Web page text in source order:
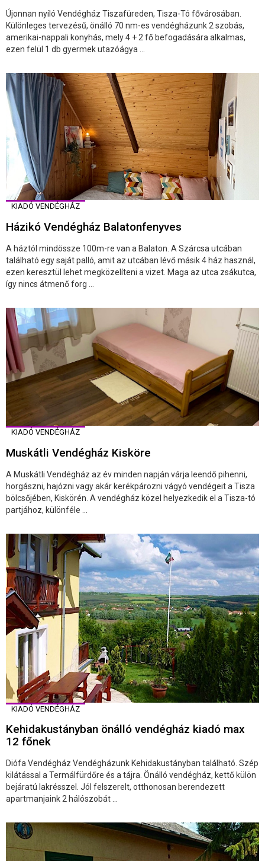
Újonnan nyíló Vendégház Tiszafüreden, Tisza-Tó fővárosában.
Különleges tervezésű, önálló 70 nm-es vendégházunk 2 szobás,
amerikai-nappali konyhás, mely 4 + 2 fő befogadására alkalmas,
ezen felül 1 db gyermek utazóágya ...
KIADÓ VENDÉGHÁZ
Házikó Vendégház Balatonfenyves
A háztól mindössze 100m-re van a Balaton. A Szárcsa utcában
található egy saját palló, amit az utcában lévő másik 4 ház használ,
ezen keresztül lehet megközelíteni a vizet. Maga az utca zsákutca,
így nincs átmenő forg ...
KIADÓ VENDÉGHÁZ
Muskátli Vendégház Kisköre
A Muskátli Vendégház az év minden napján várja leendő pihenni,
horgászni, hajózni vagy akár kerékpározni vágyó vendégeit a Tisza
bölcsőjében, Kiskörén. A vendégház közel helyezkedik el a Tisza-tó
partjához, különféle ...
KIADÓ VENDÉGHÁZ
Kehidakustányban önálló vendégház kiadó max
12 főnek
Diófa Vendégház Vendégházunk Kehidakustányban található. Szép
kilátással a Termálfürdőre és a tájra. Önálló vendégház, kettő külön
bejáratú lakrésszel. Jól felszerelt, otthonosan berendezett
apartmanjaink 2 hálószobát ...